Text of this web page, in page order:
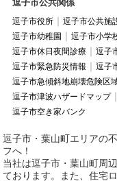
逗子市公共関係
逗子市役所 逗子市公共施
逗子市幼稚園
逗子市小学
逗子市休日夜間診療
逗子
逗子市緊急防災情報
逗子
逗子市急傾斜地崩壊危険区
逗子市津波ハザードマップ
逗子市空き家バンク
逗子市・葉山町エリアの
フへ！
当社は逗子市・葉山町周
ております。また、住宅